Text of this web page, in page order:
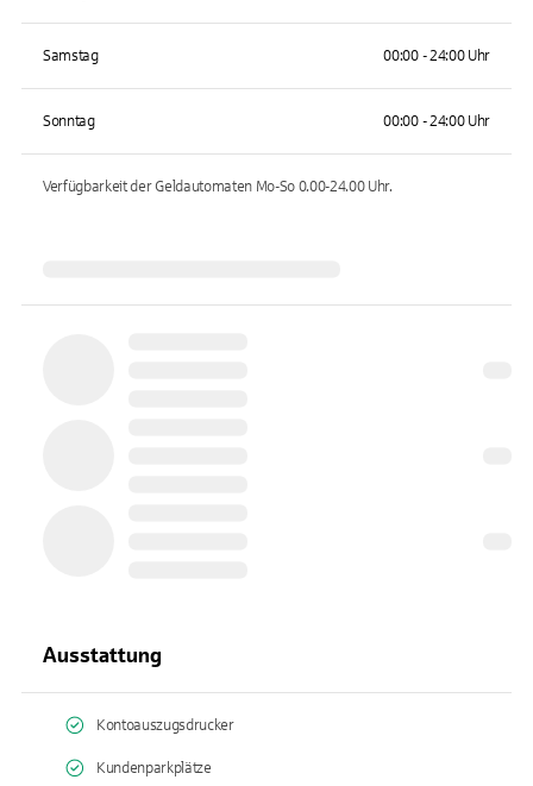
Samstag 00:00 - 24:00 Uhr
Sonntag 00:00 - 24:00 Uhr
Verfügbarkeit der Geldautomaten Mo-So 0.00-24.00Uhr.
Ausstattung
Kontoauszugsdrucker
Kundenparkplätze